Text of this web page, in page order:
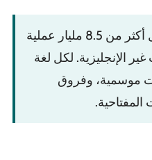
تعالج جوجل أكثر من 8.5 مليار عملية
بلغات غير الإنجليزية. لكل لغة
موسمية، وفروق
المفتاحية.